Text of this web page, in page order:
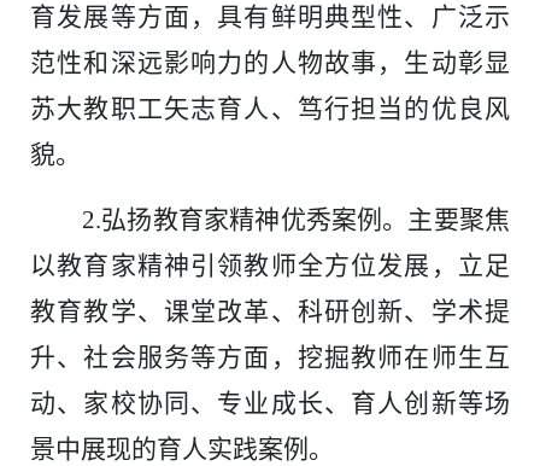
育发展等方面，具有鲜明典型性、广泛示
范性和深远影响力的人物故事，生动彰显
苏大教职工矢志育人、笃行担当的优良风
貌。
2.弘扬教育家精神优秀案例。主要聚焦
以教育家精神引领教师全方位发展，立足
教育教学、课堂改革、科研创新、学术提
升、社会服务等方面，挖掘教师在师生互
动、家校协同、专业成长、育人创新等场
景中展现的育人实践案例。